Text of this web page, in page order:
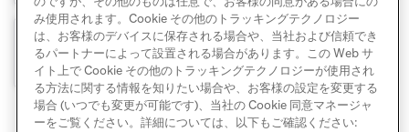
テンプレート
み使用されます。Cookie その他のトラッキングテクノロジー
は、お客様のデバイスに保存される場合や、当社および信頼でき
るパートナーによって設置される場合があります。この Web サ
イト上で Cookie その他のトラッキングテクノロジーが使用され
る方法に関する情報を知りたい場合や、お客様の設定を変更する
場合 (いつでも変更が可能です)、当社の Cookie 同意マネージャ
ーをご覧ください。詳細については、以下もご確認ください: